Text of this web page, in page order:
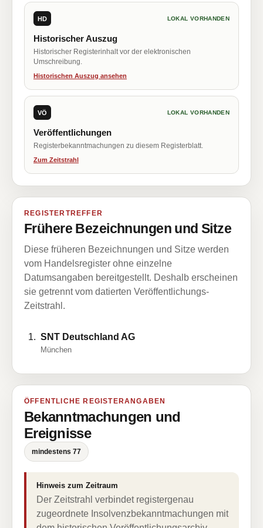
HD LOKAL VORHANDEN
Historischer Auszug
Historischer Registerinhalt vor der elektronischen
Umschreibung.
Historischen Auszug ansehen
VÖ LOKAL VORHANDEN
Veröffentlichungen
Registerbekanntmachungen zu diesem Registerblatt.
Zum Zeitstrahl
REGISTERTREFFER
Frühere Bezeichnungen und Sitze
Diese früheren Bezeichnungen und Sitze werden
vom Handelsregister ohne einzelne
Datumsangaben bereitgestellt. Deshalb erscheinen
sie getrennt vom datierten Veröffentlichungs-
Zeitstrahl.
SNT Deutschland AG
München
ÖFFENTLICHE REGISTERANGABEN
Bekanntmachungen und
Ereignisse
mindestens 77
Hinweis zum Zeitraum
Der Zeitstrahl verbindet registergenau
zugeordnete Insolvenzbekanntmachungen mit